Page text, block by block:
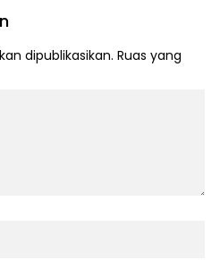
dipublikasikan. Ruas yang